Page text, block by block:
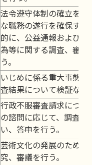
法令遵守体制の確立を図
な職務の遂行を確保する
的に、公益通報および不
為等に関する調査、審査
う。
いじめに係る重大事態に
査結果について検証など
行政不服審査請求につい
の諮問に応じて、調査審
い、答申を行う。
芸術文化の発展のため、
究、審議を行う。